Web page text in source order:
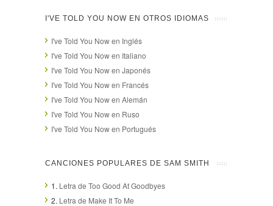
I'VE TOLD YOU NOW EN OTROS IDIOMAS
I've Told You Now en Inglés
I've Told You Now en Italiano
I've Told You Now en Japonés
I've Told You Now en Francés
I've Told You Now en Alemán
I've Told You Now en Ruso
I've Told You Now en Portugués
CANCIONES POPULARES DE SAM SMITH
1. Letra de Too Good At Goodbyes
2. Letra de Make It To Me